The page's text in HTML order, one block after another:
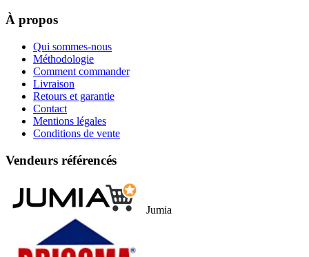
À propos
Qui sommes-nous
Méthodologie
Comment commander
Livraison
Retours et garantie
Contact
Mentions légales
Conditions de vente
Vendeurs référencés
Jumia